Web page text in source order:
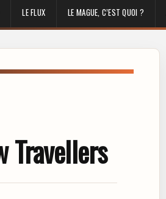
LE FLUX LE MAGUE, C’EST QUOI ?
Travellers